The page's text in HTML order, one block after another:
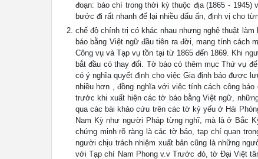
đoạn: báo chí trong thời kỳ thuộc địa (1865 - 1945)
bước đi rất nhanh để lại nhiều dấu ấn, định vị cho
chế độ chính trị có khác nhau nhưng nghệ thuật
báo bằng Việt ngữ đầu tiên ra đời, mang tính cách
Công vụ và Tạp vụ tồn tại từ 1865 đến 1869. Khi
bắt đầu có thay đổi. Tờ báo có thêm mục Thứ vụ
có ý nghĩa quyết định cho việc Gia định báo được
nhiều hơn , đồng nghĩa với việc tính cách công
trước khi xuất hiện các tờ báo bằng Việt ngữ,
qua các bài khảo cứu trên các tờ kỷ yếu ở Hải
Nam Kỳ như người Pháp từng nghĩ, mà là ở Bắc
chứng minh rõ ràng là các tờ báo, tạp chí quan
người chịu trách nhiệm xuất bản cũng là những
với Tạp chí Nam Phong v.v Trước đó, tờ Đại Việt